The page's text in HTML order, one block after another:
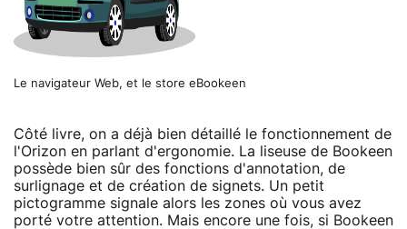
Le navigateur Web, et le store eBookeen
Côté livre, on a déjà bien détaillé le fonctionnement de
l'Orizon en parlant d'ergonomie. La liseuse de Bookeen
possède bien sûr des fonctions d'annotation, de
surlignage et de création de signets. Un petit
pictogramme signale alors les zones où vous avez
porté votre attention. Mais encore une fois, si Bookeen